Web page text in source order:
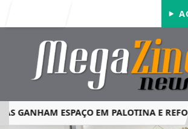
ESPAÇO EM PALOTINA E